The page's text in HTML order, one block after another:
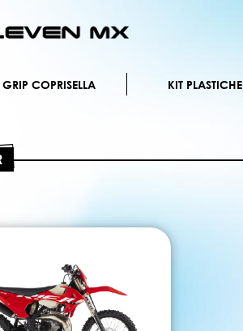
al
GRIP COPRISELLA KIT PLASTICHE